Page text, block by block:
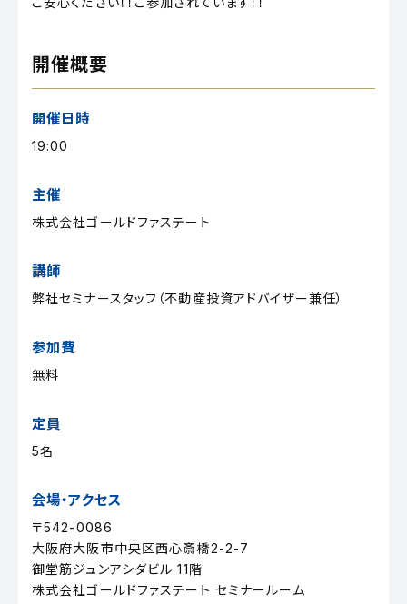
開催概要
開催日時
19:00
主催
株式会社ゴールドファステート
講師
弊社セミナースタッフ（不動産投資アドバイザー兼任）
参加費
無料
定員
5名
会場・アクセス
〒542-0086
大阪府大阪市中央区西心斎橋2-2-7
御堂筋ジュンアシダビル 11階
株式会社ゴールドファステート セミナールーム